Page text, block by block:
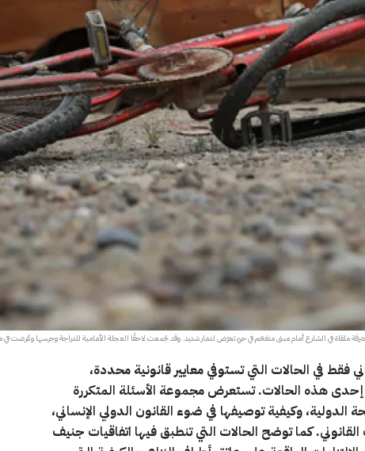
ملقاة في الشارع أمام مبنى متفحّم في حيّ تعرّض لدمار شديد. وقد جُمعت لاحقًا العجلة الأمامية للدراجة وجرسها وعُرضت
فقط في الحالات التي تستوفي معايير قانونية محددة،
إحدى هذه الحالات. تستعرض مجموعة الأسئلة المتكررة
الدولية، وكيفية توصيفها في ضوء القانون الدولي الإنساني،
كما توضح الحالات التي تنطبق فيها اتفاقيات جنيف